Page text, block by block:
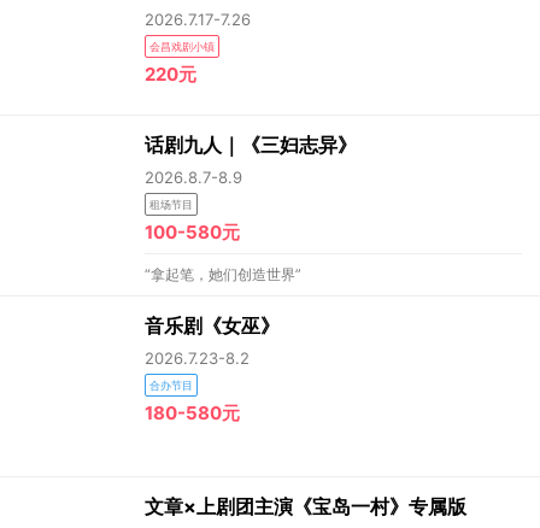
2026.7.17-7.26
会昌戏剧小镇
220元
话剧九人｜《三妇志异》
2026.8.7-8.9
租场节目
100-580元
“拿起笔，她们创造世界”
音乐剧《女巫》
2026.7.23-8.2
合办节目
180-580元
文章×上剧团主演《宝岛一村》专属版